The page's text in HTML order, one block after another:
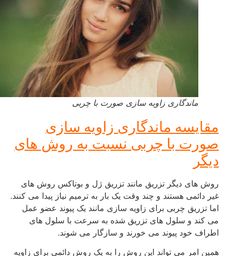
ماندگاری زاویه سازی صورت با چربی
مقایسه ماندگاری زاویه سازی
صورت با چربی نسبت به روش های
دیگر
روش های دیگر تزریق مانند تزریق ژل و بوتاکس روش های
غیر دائمی هستند و چند وقت یک بار به ترمیم نیاز پیدا می کنند.
اما تزریق چربی برای زاویه سازی مانند یک پیوند عضو عمل
می کند و سلول های تزریق شده به سرعت با سلول های
اطراف خود پیوند می خورند و سازگار می شوند.
همین امر می تواند این روش را به یک روش دائمی برای زاویه